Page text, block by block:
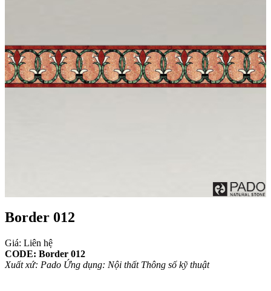
Border 012
Giá: Liên hệ
CODE: Border 012
Xuất xứ: Pado Ứng dụng: Nội thất Thông số kỹ thuật